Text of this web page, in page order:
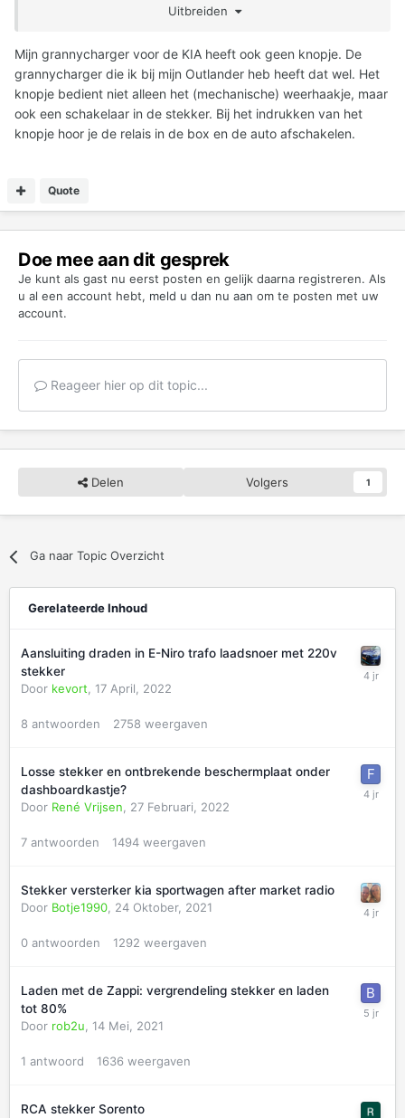
dat het laden onderbroken moet worden.
Uitbreiden
Mijn grannycharger voor de KIA heeft ook geen knopje. De
grannycharger die ik bij mijn Outlander heb heeft dat wel. Het
knopje bedient niet alleen het (mechanische) weerhaakje, maar
ook een schakelaar in de stekker. Bij het indrukken van het
knopje hoor je de relais in de box en de auto afschakelen.
Quote
Doe mee aan dit gesprek
Je kunt als gast nu eerst posten en gelijk daarna registreren. Als
u al een account hebt, meld u dan nu aan om te posten met uw
account.
Reageer hier op dit topic...
Delen Volgers 1
Ga naar Topic Overzicht
Gerelateerde Inhoud
Aansluiting draden in E-Niro trafo laadsnoer met 220v
stekker
Door kevort, 17 April, 2022
8 antwoorden 2758 weergaven
Losse stekker en ontbrekende beschermplaat onder
dashboardkastje?
Door René Vrijsen, 27 Februari, 2022
7 antwoorden 1494 weergaven
Stekker versterker kia sportwagen after market radio
Door Botje1990, 24 Oktober, 2021
0 antwoorden 1292 weergaven
Laden met de Zappi: vergrendeling stekker en laden
tot 80%
Door rob2u, 14 Mei, 2021
1 antwoord 1636 weergaven
RCA stekker Sorento